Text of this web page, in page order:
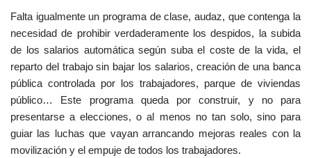
Falta igualmente un programa de clase, audaz, que contenga la
necesidad de prohibir verdaderamente los despidos, la subida
de los salarios automática según suba el coste de la vida, el
reparto del trabajo sin bajar los salarios, creación de una banca
pública controlada por los trabajadores, parque de viviendas
público… Este programa queda por construir, y no para
presentarse a elecciones, o al menos no tan solo, sino para
guiar las luchas que vayan arrancando mejoras reales con la
movilización y el empuje de todos los trabajadores.